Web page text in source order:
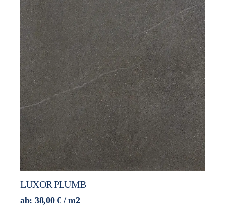
LUXOR PLUMB
ab: 38,00€ / m2